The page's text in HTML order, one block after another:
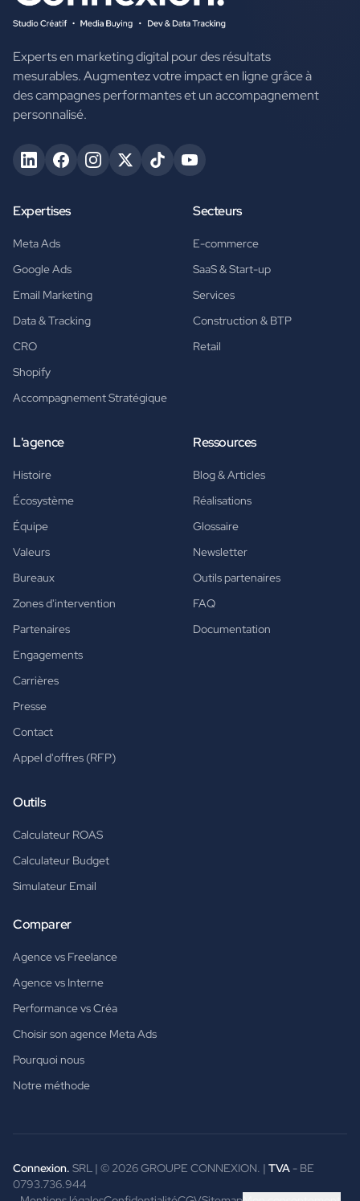
Experts en marketing digital pour des résultats
mesurables. Augmentez votre impact en ligne grâce à
des campagnes performantes et un accompagnement
personnalisé.
Expertises
Meta Ads
Google Ads
Email Marketing
Data & Tracking
CRO
Shopify
Accompagnement Stratégique
Secteurs
E-commerce
SaaS & Start-up
Services
Construction & BTP
Retail
L'agence
Histoire
Écosystème
Équipe
Valeurs
Bureaux
Zones d'intervention
Partenaires
Engagements
Carrières
Presse
Contact
Appel d'offres (RFP)
Ressources
Blog & Articles
Réalisations
Glossaire
Newsletter
Outils partenaires
FAQ
Documentation
Outils
Calculateur ROAS
Calculateur Budget
Simulateur Email
Comparer
Agence vs Freelance
Agence vs Interne
Performance vs Créa
Choisir son agence Meta Ads
Pourquoi nous
Notre méthode
Connexion. SRL | © 2026GROUPE CONNEXION. | TVA - BE
0793.736.944